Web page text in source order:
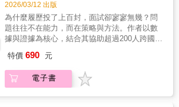
力。這不是一本教AI的書，而是一本教你--如何
用AI成為職場新菁英的行動手冊。 適合1.職場
基層與中階主管2.團隊領導者3.新創業者與企業
主4.專業技術者與知識型工作者5.個人工作者與
斜槓族
2026/03/12 出版
為什麼履歷投了上百封，面試卻寥寥無幾？問
題往往不在能力，而在策略與方法。作者以數
據與證據為核心，結合其協助超過200人跨國求
本書從投遞、面試到錄取率分析，精準找出卡
關環節，算出勝率，優化轉化率與時間分配，
讓每一步努力都有依據，不再盲目焦慮，助你
特價 690 元
電子書